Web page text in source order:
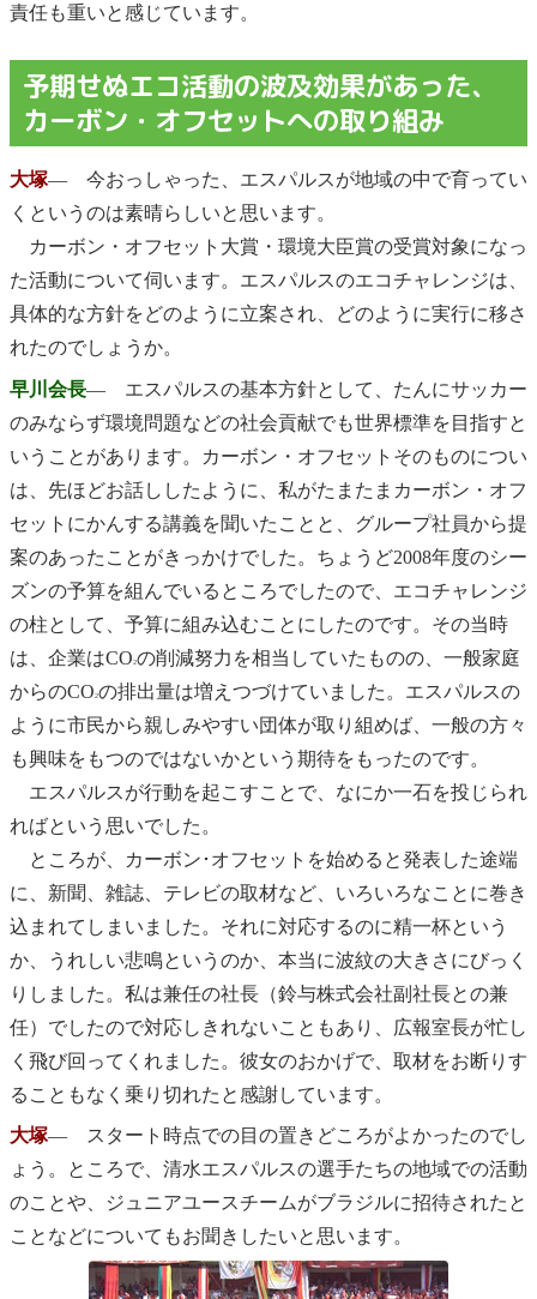
責任も重いと感じています。
予期せぬエコ活動の波及効果があった、
カーボン・オフセットへの取り組み
大塚― 今おっしゃった、エスパルスが地域の中で育ってい
くというのは素晴らしいと思います。
カーボン・オフセット大賞・環境大臣賞の受賞対象になっ
た活動について伺います。エスパルスのエコチャレンジは、
具体的な方針をどのように立案され、どのように実行に移さ
れたのでしょうか。
早川会長― エスパルスの基本方針として、たんにサッカー
のみならず環境問題などの社会貢献でも世界標準を目指すと
いうことがあります。カーボン・オフセットそのものについ
は、先ほどお話ししたように、私がたまたまカーボン・オフ
セットにかんする講義を聞いたことと、グループ社員から提
案のあったことがきっかけでした。ちょうど2008年度のシー
ズンの予算を組んでいるところでしたので、エコチャレンジ
の柱として、予算に組み込むことにしたのです。その当時
は、企業はCO2の削減努力を相当していたものの、一般家庭
からのCO2の排出量は増えつづけていました。エスパルスの
ように市民から親しみやすい団体が取り組めば、一般の方々
も興味をもつのではないかという期待をもったのです。
エスパルスが行動を起こすことで、なにか一石を投じられ
ればという思いでした。
ところが、カーボン･オフセットを始めると発表した途端
に、新聞、雑誌、テレビの取材など、いろいろなことに巻き
込まれてしまいました。それに対応するのに精一杯という
か、うれしい悲鳴というのか、本当に波紋の大きさにびっく
りしました。私は兼任の社長（鈴与株式会社副社長との兼
任）でしたので対応しきれないこともあり、広報室長が忙し
く飛び回ってくれました。彼女のおかげで、取材をお断りす
ることもなく乗り切れたと感謝しています。
大塚― スタート時点での目の置きどころがよかったのでし
ょう。ところで、清水エスパルスの選手たちの地域での活動
のことや、ジュニアユースチームがブラジルに招待されたと
ことなどについてもお聞きしたいと思います。